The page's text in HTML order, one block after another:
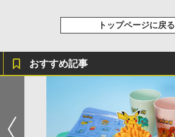
トップページに戻る
おすすめ記事